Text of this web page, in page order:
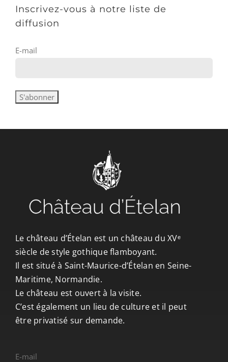
Inscrivez-vous à notre liste de
diffusion
E-mail
Le château d’Ételan est un château du XVᵉ
siècle de style gothique flamboyant.
Il est situé à Saint-Maurice-d’Ételan en Seine-
Maritime, Normandie.
Le château est ouvert à la visite.
C’est également un lieu de culture et il peut
être privatisé sur demande.
E-mail